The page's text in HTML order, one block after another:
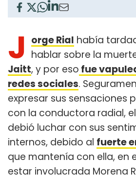
J orge Rial había
hablar sobre la
Jaitt, y por eso fue
redes sociales.
expresar sus sensaciones
con la conductora radial,
debió luchar con sus
internos, debido al fuerte
que mantenía con ella, en
estar involucrada Morena